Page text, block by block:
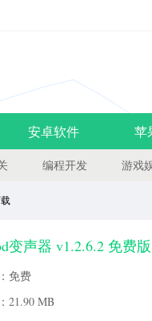
安卓软件 苹
编程开发 游戏
变声器 v1.2.6.2 免费版
免费
21.90 MB